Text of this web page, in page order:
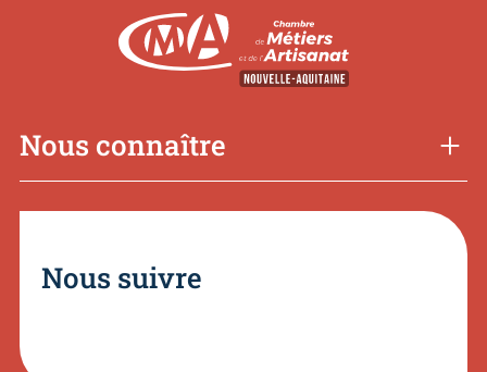
Nous connaître
Nous suivre